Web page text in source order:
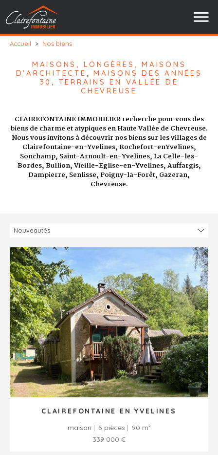
Accueil > Nos biens
MAISONS, LONGÈRES, MAISONS
D'ARCHITECTE, MAISONS DES ANNÉES
30, TERRAINS EN VALLÉE DE
CHEVREUSE
CLAIREFONTAINE IMMOBILIER recherche pour vous des
biens de charme et atypiques en Haute Vallée de Chevreuse.
Nous vous invitons à découvrir nos biens sur les villages de
Clairefontaine-en-Yvelines, Rochefort-enYvelines,
Sonchamp, Saint-Arnoult-en-Yvelines, La Celle-les-
Bordes, Bullion, Vieille-Eglise-en-Yvelines, Auffargis,
Dampierre, Senlisse, Poigny-la-Forêt, Gazeran,
Chevreuse.
CLAIREFONTAINE EN YVELINES
maison
5 pièces
90 m²
339 000 €